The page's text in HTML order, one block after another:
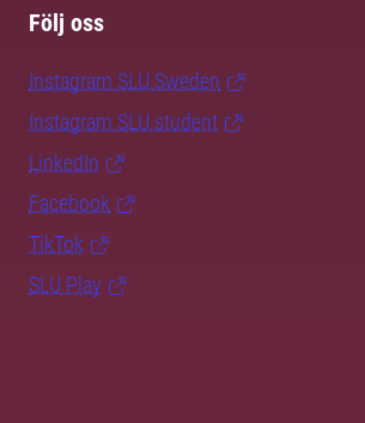
Följ oss
Instagram SLU.Sweden
Instagram SLU.student
LinkedIn
Facebook
TikTok
SLU Play